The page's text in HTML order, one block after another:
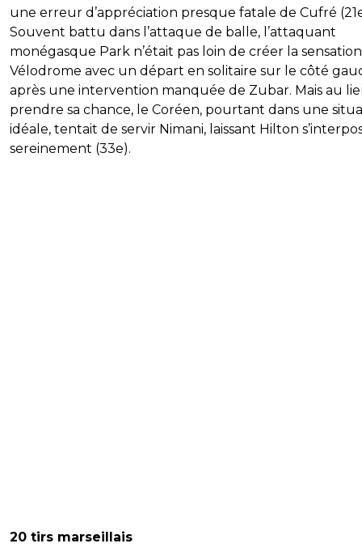
une erreur d’appréciation presque fatale de Cufré
Souvent battu dans l’attaque de balle, l’attaquant
monégasque Park n’était pas loin de créer la
Vélodrome avec un départ en solitaire sur le côté
après une intervention manquée de Zubar. Mais au
prendre sa chance, le Coréen, pourtant dans une
idéale, tentait de servir Nimani, laissant Hilton
sereinement (33e).
20 tirs marseillais